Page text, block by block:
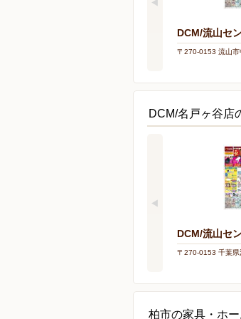
DCM/流山セ
〒270-0153 流山市
DCM/名戸ヶ谷店
DCM/流山セ
〒270-0153 千葉県
柏市の家具・ホ